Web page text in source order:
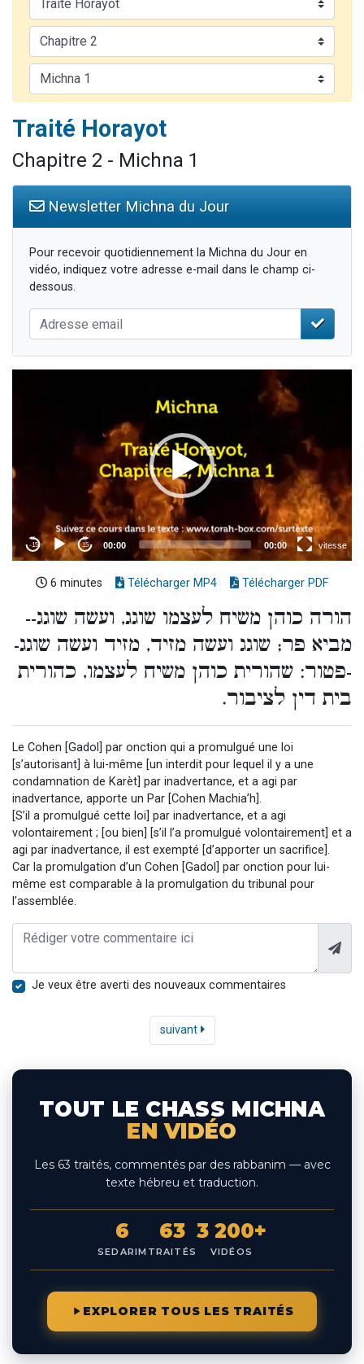
3 personnes viennent de nous rejoindre sur WhatsApp
2 personnes viennent de nous rejoindre sur WhatsApp
2 nouvelles musiques dans Torah-Box Music
Traité Horayot
Chapitre 2 - Michna 1
Newsletter Michna du Jour
Pour recevoir quotidiennement la Michna du Jour en
vidéo, indiquez votre adresse e-mail dans le champ ci-
dessous.
6 minutes Télécharger MP4 Télécharger PDF
הורה כוהן משיח לעצמו שוגג, ועשה שוגג--
מביא פר; שוגג ועשה מזיד, מזיד ועשה שוגג-
-פטור: שהורית כוהן משיח לעצמו, כהורית
בית דין לציבור.
Le Cohen [Gadol] par onction qui a promulgué une loi
[s’autorisant] à lui-même [un interdit pour lequel il y a une
condamnation de Karèt] par inadvertance, et a agi par
inadvertance, apporte un Par [Cohen Machia’h].
[S’il a promulgué cette loi] par inadvertance, et a agi
volontairement ; [ou bien] [s’il l’a promulgué volontairement] et a
agi par inadvertance, il est exempté [d’apporter un sacrifice].
Car la promulgation d’un Cohen [Gadol] par onction pour lui-
même est comparable à la promulgation du tribunal pour
l’assemblée.
Je veux être averti des nouveaux commentaires
suivant
TOUT LE CHASS MICHNA
EN VIDÉO
Les 63 traités, commentés par des rabbanim — avec
texte hébreu et traduction.
6
SEDARIM
63
TRAITÉS
3 200+
VIDÉOS
EXPLORER TOUS LES TRAITÉS